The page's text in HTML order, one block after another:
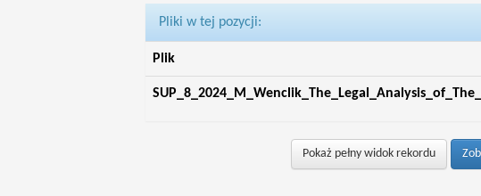
Pliki w tej pozycji:
Plik
Pokaż pełny widok rekordu